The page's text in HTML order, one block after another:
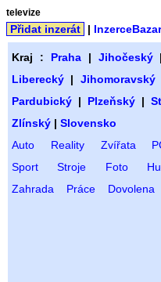
televize
Přidat inzerát |
Kraj : Praha| Jihočeský
Liberecký | Jihomoravský
Pardubický | Plzeňský |
Zlínský | Slovensko
Auto
Reality Zvířata
Sport
Stroje Foto
Zahrada
Práce Dovolena